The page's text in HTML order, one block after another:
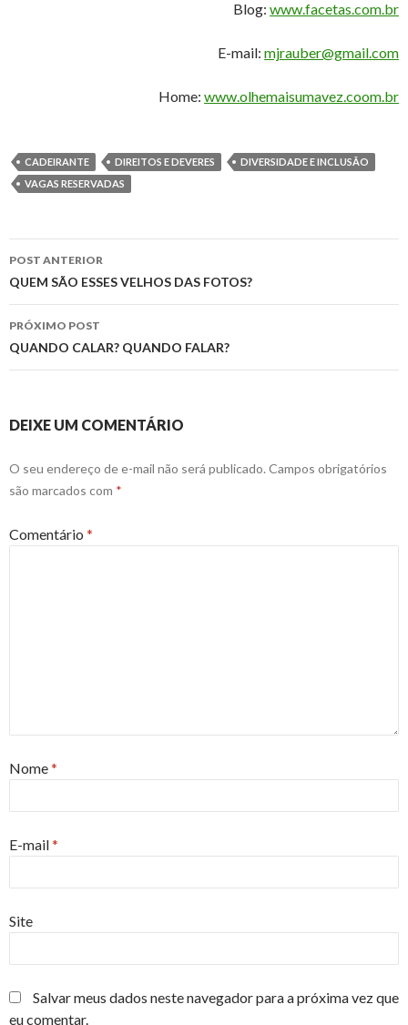
Blog: www.facetas.com.br
E-mail: mjrauber@gmail.com
Home: www.olhemaisumavez.coom.br
CADEIRANTE DIREITOS E DEVERES
DIVERSIDADE E INCLUSÃO
VAGAS RESERVADAS
Navegação
de
posts
POST ANTERIOR
QUEM SÃO ESSES VELHOS DAS FOTOS?
PRÓXIMO POST
QUANDO CALAR? QUANDO FALAR?
DEIXE UM COMENTÁRIO
O seu endereço de e-mail não será publicado. Campos obrigatórios
são marcados com *
Comentário *
Nome*
E-mail*
Site
Salvar meus dados neste navegador para a próxima vez que
eu comentar.